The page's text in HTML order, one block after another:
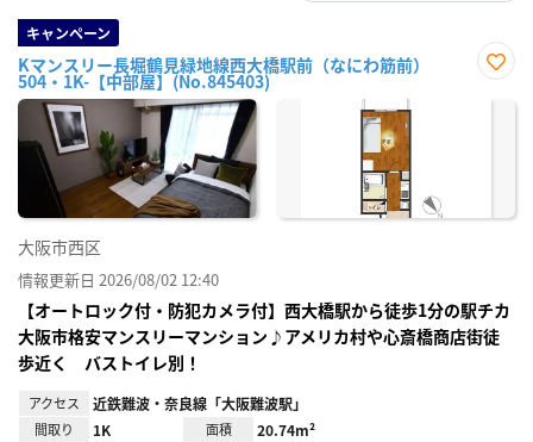
キャンペーン
Kマンスリー長堀鶴見緑地線西大橋駅前（なにわ筋前）
504・1K-【中部屋】(No.845403)
に入
大阪市西区
情報更新日 2026/08/02 12:40
【オートロック付・防犯カメラ付】西大橋駅から徒歩1分の駅チカ
大阪市格安マンスリーマンション♪アメリカ村や心斎橋商店街徒
歩近く バストイレ別！
アクセス 近鉄難波・奈良線「大阪難波駅」
間取り 1K 面積 20.74m²